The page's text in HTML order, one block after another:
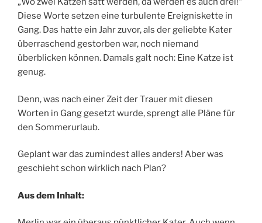
Diese Worte setzen eine turbulente Ereigniskette in
Gang. Das hatte ein Jahr zuvor, als der geliebte Kater
überraschend gestorben war, noch niemand
überblicken können. Damals galt noch: Eine Katze ist
genug.
Denn, was nach einer Zeit der Trauer mit diesen
Worten in Gang gesetzt wurde, sprengt alle Pläne für
den Sommerurlaub.
Geplant war das zumindest alles anders! Aber was
geschieht schon wirklich nach Plan?
Aus dem Inhalt: